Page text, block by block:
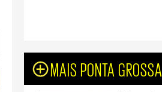
MAIS PONTA GROSSA